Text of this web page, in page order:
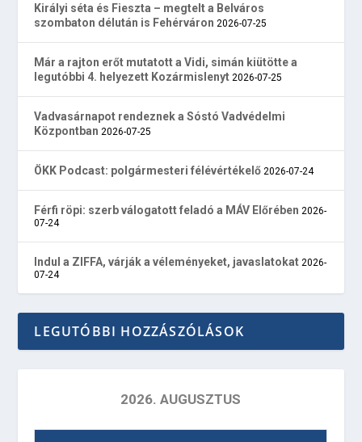
Királyi séta és Fieszta – megtelt a Belváros
szombaton délután is Fehérváron 2026-07-25
Már a rajton erőt mutatott a Vidi, simán kiütötte a
legutóbbi 4. helyezett Kozármislenyt 2026-07-25
Vadvasárnapot rendeznek a Sóstó Vadvédelmi
Központban 2026-07-25
ÖKK Podcast: polgármesteri félévértékelő 2026-07-24
Férfi röpi: szerb válogatott feladó a MÁV Előrében 2026-
07-24
Indul a ZIFFA, várják a véleményeket, javaslatokat 2026-
07-24
LEGUTÓBBI HOZZÁSZÓLÁSOK
2026. AUGUSZTUS